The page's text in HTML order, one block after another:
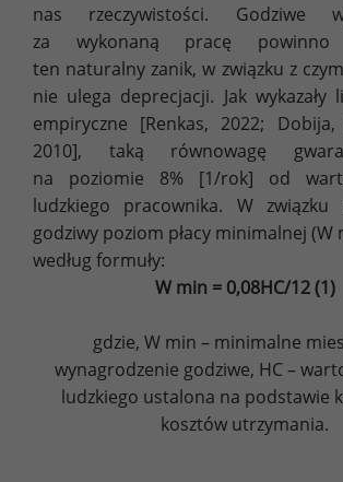
nas rzeczywistości. Godziwe
za wykonaną pracę powinno
ten naturalny zanik, w związku z
nie ulega deprecjacji. Jak wykazały
empiryczne [Renkas, 2022; Dobija,
2010], taką równowagę
na poziomie 8% [1/rok] od
ludzkiego pracownika. W związku
godziwy poziom płacy minimalnej (W
według formuły:
W min = 0,08HC/12 (1)
gdzie, W min – minimalne
wynagrodzenie godziwe, HC –
ludzkiego ustalona na podstawie
kosztów utrzymania.